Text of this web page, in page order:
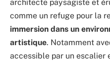
architecte paysagiste et
comme un refuge pour la
immersion dans un
artistique. Notamment
accessible par un escalier